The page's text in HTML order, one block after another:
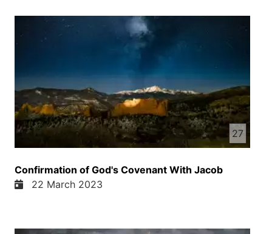
27
Confirmation of God's Covenant With Jacob
22 March 2023